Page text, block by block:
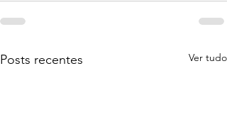
Posts recentes Ver tudo